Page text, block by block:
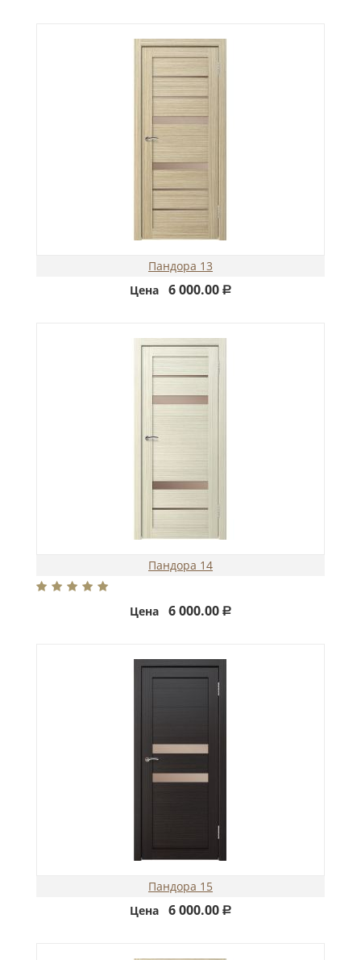
Пандора 13
Цена
6 000.00 Р
Пандора 14
Цена 6 000.00 Р
Пандора 15
Цена
6 000.00 Р